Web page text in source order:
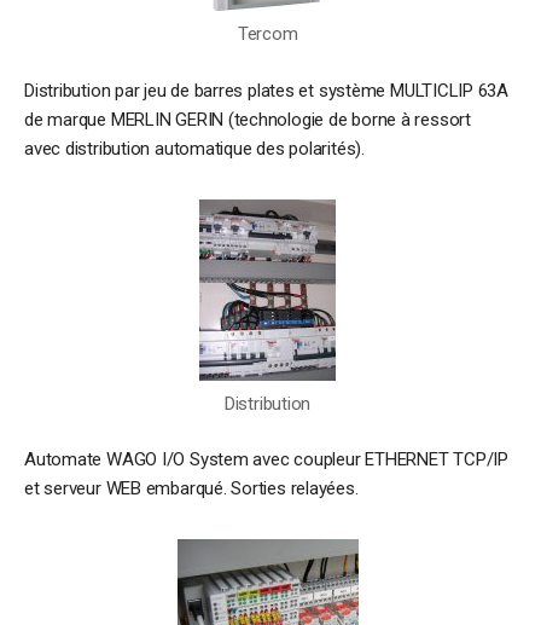
Tercom
Distribution par jeu de barres plates et système MULTICLIP 63A
de marque MERLIN GERIN (technologie de borne à ressort
avec distribution automatique des polarités).
Distribution
Automate WAGO I/O System avec coupleur ETHERNET TCP/IP
et serveur WEB embarqué. Sorties relayées.